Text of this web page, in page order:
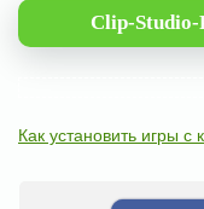
Clip-Studio-
Как установить игры с